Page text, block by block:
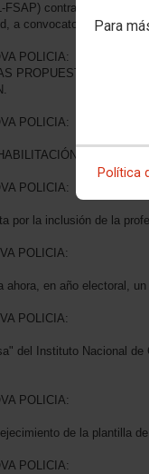
Para
Política
FSAP) contra los
a convocatoria de AUGC.
POLICIA:
PROPUESTAS DE
POLICIA:
CC.OO
POLICIA:
por la inclusión de la
POLICIA:
ahora, en año electoral,
POLICIA:
del Instituto Nacional
POLICIA:
de la plantilla
POLICIA: